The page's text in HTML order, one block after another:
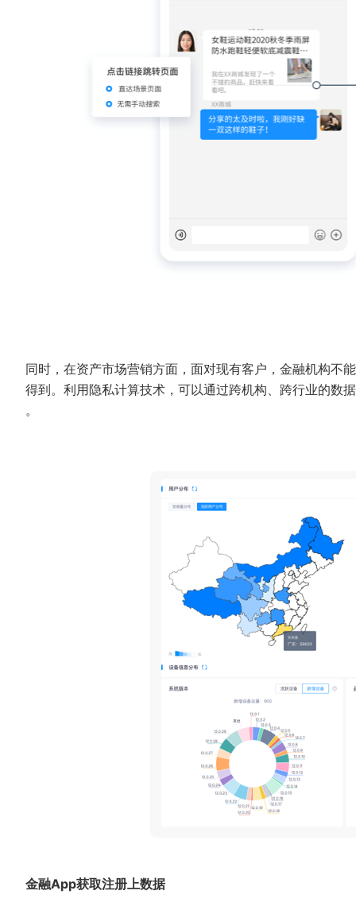
同时，在资产市场营销方面，面对现有客户，金融机构不
得到。利用隐私计算技术，可以通过跨机构、跨行业的数
。
金融App获取注册上数据